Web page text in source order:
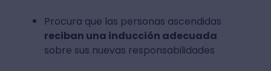
Procura que las personas ascendidas
reciban una inducción adecuada
sobre sus nuevas responsabilidades